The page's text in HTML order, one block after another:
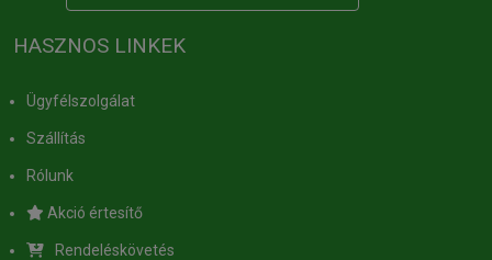
HASZNOS LINKEK
Ügyfélszolgálat
Szállítás
Rólunk
Akció értesítő
Rendeléskövetés